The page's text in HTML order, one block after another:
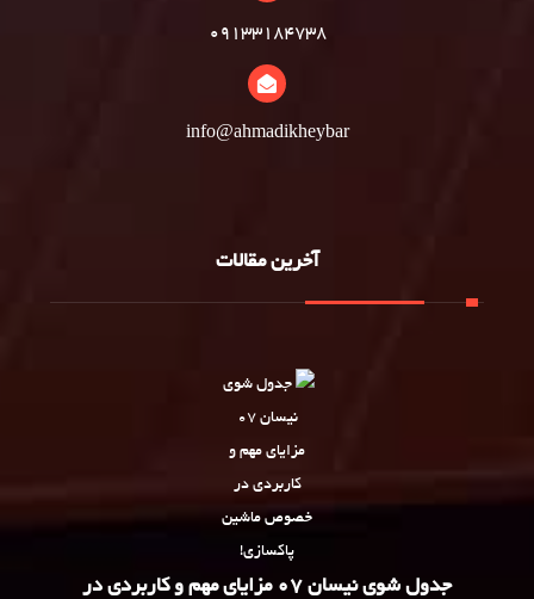
09133184738
info@ahmadikheybar
آخرین مقالات
جدول شوی نیسان 07 مزایای مهم و کاربردی در